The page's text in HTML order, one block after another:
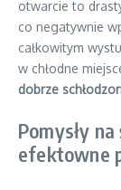
otwarcie to
co negatywnie
całkowitym
w chłodne
dobrze
Pomysły
efektowne